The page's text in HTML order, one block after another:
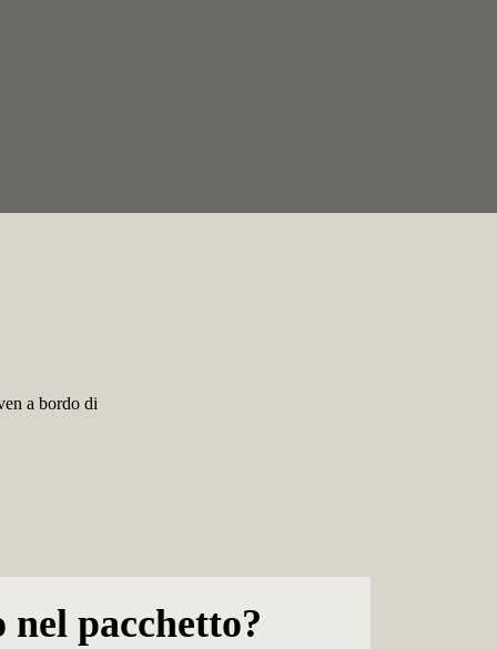
a bordo di
nel pacchetto?